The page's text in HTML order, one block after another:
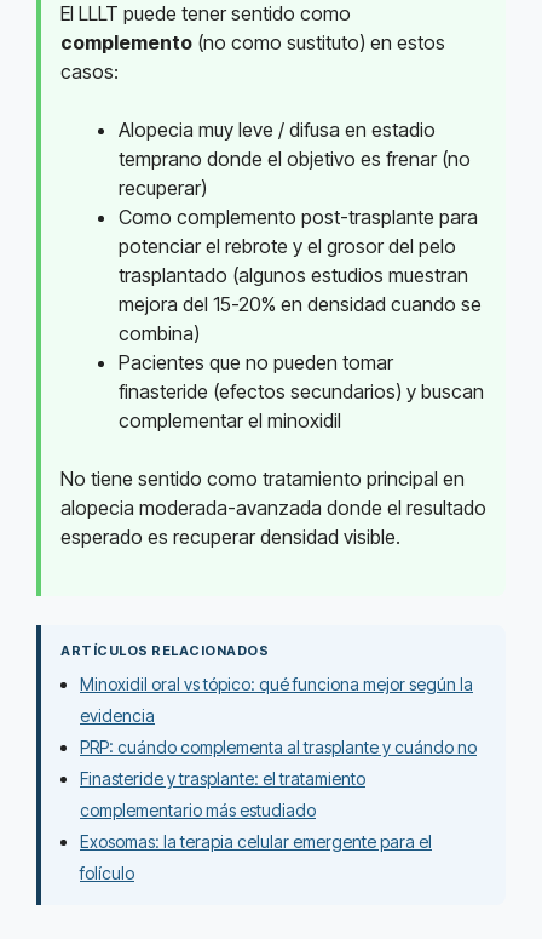
El LLLT puede tener sentido como
complemento (no como sustituto) en estos
casos:
Alopecia muy leve / difusa en estadio
temprano donde el objetivo es frenar (no
recuperar)
Como complemento post-trasplante para
potenciar el rebrote y el grosor del pelo
trasplantado (algunos estudios muestran
mejora del 15-20% en densidad cuando se
combina)
Pacientes que no pueden tomar
finasteride (efectos secundarios) y buscan
complementar el minoxidil
No tiene sentido como tratamiento principal en
alopecia moderada-avanzada donde el resultado
esperado es recuperar densidad visible.
ARTÍCULOS RELACIONADOS
Minoxidil oral vs tópico: qué funciona mejor según la
evidencia
PRP: cuándo complementa al trasplante y cuándo no
Finasteride y trasplante: el tratamiento
complementario más estudiado
Exosomas: la terapia celular emergente para el
folículo